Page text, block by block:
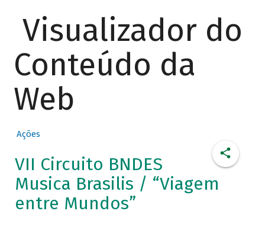
Visualizador do
Conteúdo da
Web
Ações
VII Circuito BNDES
Musica Brasilis / “Viagem
entre Mundos”